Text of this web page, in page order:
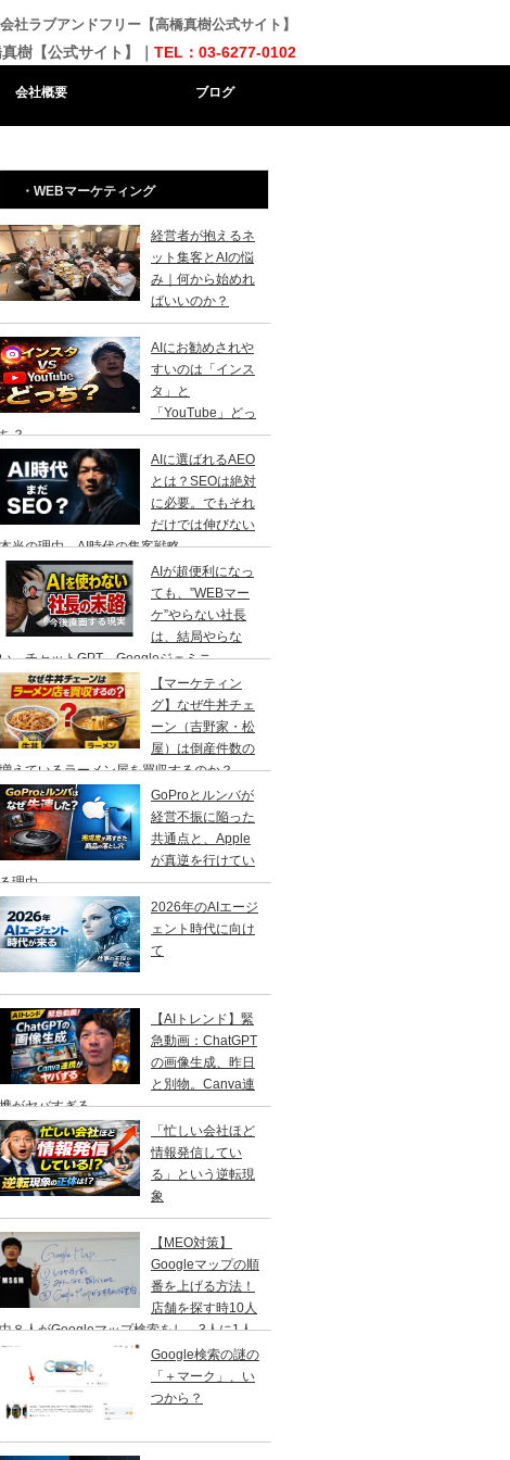
ラブアンドフリー【高橋真樹公式サイト】
樹【公式サイト】｜ TEL：03-6277-0102
会社概要 ブログ
・WEBマーケティング
経営者が抱えるネ
ット集客とAIの悩
み｜何から始めれ
ばいいのか？
AIにお勧めされや
すいのは「インス
タ」と
「YouTube」どっ
ち？
AIに選ばれるAEO
とは？SEOは絶対
に必要。でもそれ
だけでは伸びない
本当の理由、AI時代の集客戦略
AIが超便利になっ
ても、”WEBマー
ケ”やらない社長
は、結局やらな
い。チャットGPT、Googleジェミニ
【マーケティン
グ】なぜ牛丼チェ
ーン（吉野家・松
屋）は倒産件数の
増えているラーメン屋を買収するのか？
GoProとルンバが
経営不振に陥った
共通点と、Apple
が真逆を行けてい
る理由
2026年のAIエージ
ェント時代に向け
て
【AIトレンド】緊
急動画：ChatGPT
の画像生成、昨日
と別物。Canva連
携がヤバすぎる
「忙しい会社ほど
情報発信してい
る」という逆転現
象
【MEO対策】
Googleマップの順
番を上げる方法！
店舗を探す時10人
中８人がGoogleマップ検索をし、3人に1人
は１日以内に来店する事を知ってますか？
Google検索の謎の
「＋マーク」、い
つから？